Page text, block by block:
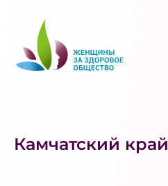
Камчатский край